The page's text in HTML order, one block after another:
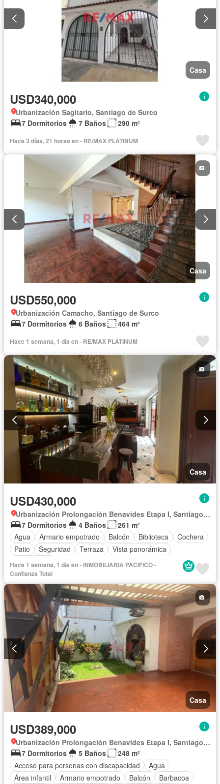
Casa
USD340,000
Urbanización Sagitario, Santiago de Surco
7 Dormitorios
7 Baños 290 m²
Hace 3 días, 21 horas en - RE/MAX PLATINUM
Casa
USD550,000
Urbanización Camacho, Santiago de Surco
7 Dormitorios
6 Baños 464 m²
Hace 1 semana, 1 día en - RE/MAX PLATINUM
Casa
USD430,000
Urbanización Prolongación Benavides Etapa I, Santiago de Surco
7 Dormitorios
4 Baños
261 m²
Agua
Armario empotrado Balcón Biblioteca
Cochera
Patio
Seguridad Terraza
Vista panorámica
Sin amoblar
Hace 1 semana, 1 día en - INMOBILIARIA PACIFICO -
Confianza Total
Casa
USD389,000
Urbanización Prolongación Benavides Etapa I, Santiago de Surco
7 Dormitorios
5 Baños
248 m²
Acceso para personas con discapacidad
Agua
Área infantil
Armario empotrado Balcón
Barbacoa